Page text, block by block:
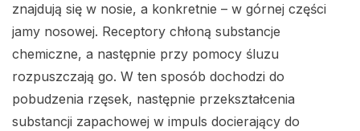
znajdują się w nosie, a konkretnie – w górnej części
jamy nosowej. Receptory chłoną substancje
chemiczne, a następnie przy pomocy śluzu
rozpuszczają go. W ten sposób dochodzi do
pobudzenia rzęsek, następnie przekształcenia
substancji zapachowej w impuls docierający do